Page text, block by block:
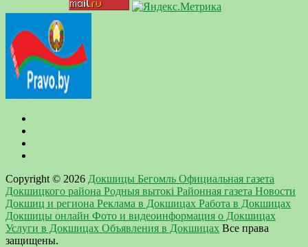
Copyright © 2026 Докшицы Бегомль Официальная газета
Докшицкого района Родныя вытокi Районная газета Новости
Докшиц и региона Реклама в Докшицах Работа в Докшицах
Докшицы онлайн Фото и видеоинформация о Докшицах
Услуги в Докшицах Объявления в Докшицах Все права
защищены.